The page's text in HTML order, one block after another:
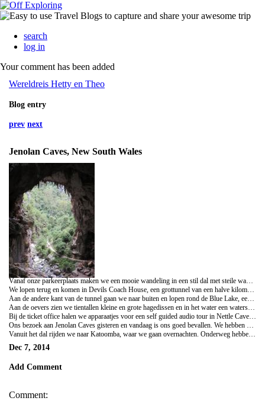
search
log in
Your comment has been added
Wereldreis Hetty en Theo
Blog entry
prev next
Jenolan Caves, New South Wales
Vanaf onze parkeerplaats maken we een mooie wandeling in een stil dal met steile wanden. Eén van de hellingen is afgezet met gaas en blijkt een reservaat voor de Mountain Kangaroo, die wordt bedreigd door ingevoerde beesten als vossen en katten.
We lopen terug en komen in Devils Coach House, een grottunnel van een halve kilometer lang en tot 70 m hoog. Tot middenin de tunnel is het daglicht goed te zien en kunnen we mooie foto's maken van de planten in en rond de ingangen, met de daarboven hangende druipstenen.
Aan de andere kant van de tunnel gaan we naar buiten en lopen rond de Blue Lake, een stuwmeertje dat ruim honderd jaar geleden is aangelegd om elektriciteit op te wekken met een zogenaamd Leffel Wheel, de allereerste waterkrachtcentrale van Australië.
Aan de oevers zien we tientallen kleine en grote hagedissen en in het water een waterschildpad. We kijken uit naar het vogelbekdier, die hier ook moet zitten, maar zien deze helaas niet.
Bij de ticket office halen we apparaatjes voor een self guided audio tour in Nettle Cave. We horen hier dat de Jenolan Caves tot de oudste van de wereld behoren, ruim 300 miljoen jaar oud. De druipstenen ontstaan hier deels onder bijzondere omstandigheden, namelijk in de schemerzone. Ook grote bobbelige formaties met een laagje alg erop zijn altijd als gewone druipstenen beschouwd, totdat ze recent zijn geïdentificeerd als stromatolieten, kolonies blauwalgen die kalk en stof opvangen en vastleggen. Stromatolieten behoren tot de alleroudste organismen op aarde en waren tot voor kort alleen bekend als fossielen en uit zee.
Ons bezoek aan Jenolan Caves gisteren en vandaag is ons goed bevallen. We hebben veel nieuwe dingen gezien, gehoord en gedaan.
Vanuit het dal rijden we naar Katoomba, waar we gaan overnachten. Onderweg hebben we van bovenaf een geweldig uitzicht op de Grand Canyon, een zeer breed groen dal met bovenaan steile rotswanden.
Dec 7, 2014
Add Comment
Comment: